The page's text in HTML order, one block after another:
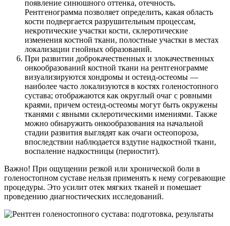
появление синюшного оттенка, отечность.
Рентгенограмма позволяет определить, какая область
кости подвергается разрушительным процессам,
некротические участки кости, склеротические
изменения костной ткани, полостные участки в местах
локализации гнойных образований.
При развитии доброкачественных и злокачественных
онкообразований костной ткани на рентгенограмме
визуализируются хондромы и остеид-остеомы —
наиболее часто локализуются в костях голеностопного
сустава; отображаются как округлый очаг с ровными
краями, причем остеид-остеомы могут быть окружены
тканями с явными склеротическими имениями. Также
можно обнаружить онкообразования на начальной
стадии развития выглядят как очаги остеопороза,
впоследствии наблюдается вздутие надкостной ткани,
воспаление надкостницы (периостит).
Важно! При ощущении резкой или хронической боли в
голеностопном суставе нельзя применять к нему согревающие
процедуры. Это усилит отек мягких тканей и помешает
проведению диагностических исследований.